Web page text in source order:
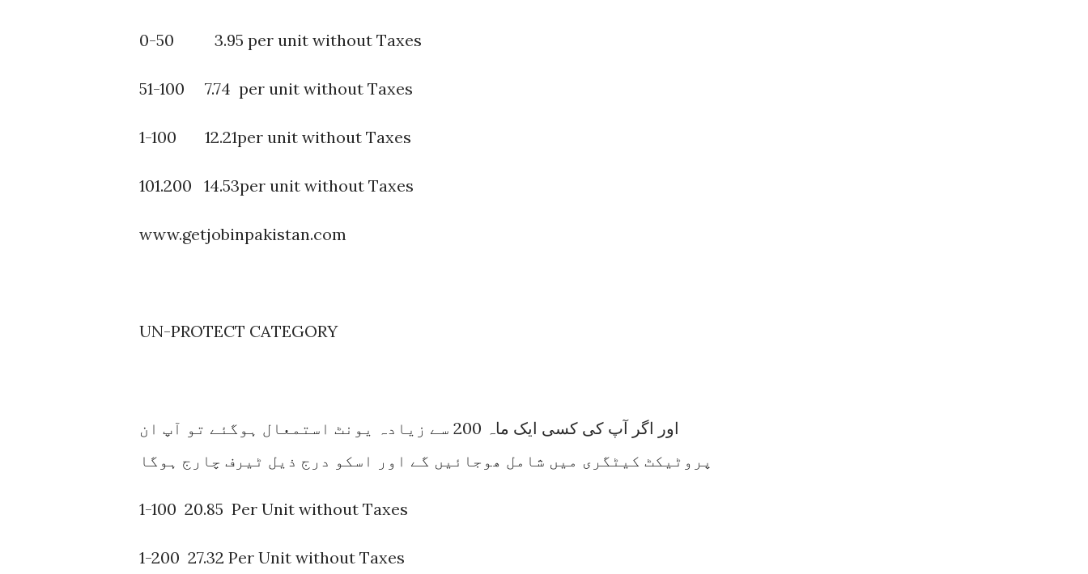
0-50 3.95 per unit without Taxes
51-100 7.74 per unit without Taxes
1-100 12.21per unit without Taxes
101.200 14.53per unit without Taxes
www.getjobinpakistan.com
UN-PROTECT CATEGORY
اور اگر آپ کی کسی ایک ماہ 200 سے زیادہ یونٹ استمعال ہوگئے تو آپ ان
1-100 20.85 Per Unit without Taxes
1-200 27.32 Per Unit without Taxes